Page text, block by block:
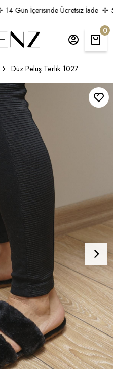
14 Gün İçerisinde Ücretsiz İade
0
Düz Peluş Terlik 1027